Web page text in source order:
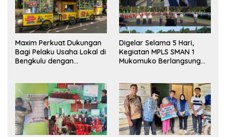
Maxim Perkuat Dukungan
Bagi Pelaku Usaha Lokal di
Bengkulu dengan
Pasar
Digelar Selama 5 Hari,
Kegiatan MPLS SMAN 1
Mukomuko Berlangsung